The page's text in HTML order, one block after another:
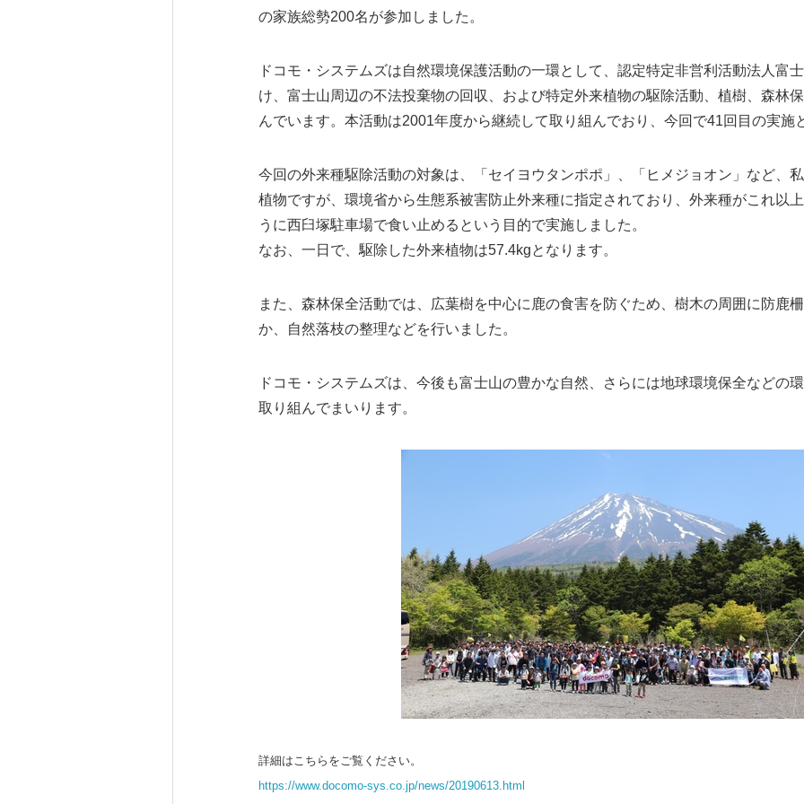
の家族総勢200名が参加しました。
ドコモ・システムズは自然環境保護活動の一環として、認定特定非営利活動法人富
け、富士山周辺の不法投棄物の回収、および特定外来植物の駆除活動、植樹、森林
んでいます。本活動は2001年度から継続して取り組んでおり、今回で41回目の実施
今回の外来種駆除活動の対象は、「セイヨウタンポポ」、「ヒメジョオン」など、
植物ですが、環境省から生態系被害防止外来種に指定されており、外来種がこれ以
うに西臼塚駐車場で食い止めるという目的で実施しました。
なお、一日で、駆除した外来植物は57.4kgとなります。
また、森林保全活動では、広葉樹を中心に鹿の食害を防ぐため、樹木の周囲に防鹿
か、自然落枝の整理などを行いました。
ドコモ・システムズは、今後も富士山の豊かな自然、さらには地球環境保全などの
取り組んでまいります。
詳細はこちらをご覧ください。
https://www.docomo-sys.co.jp/news/20190613.html